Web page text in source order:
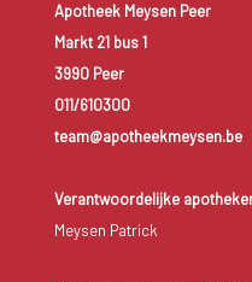
Apotheek Meysen Peer
Markt 21 bus 1
3990 Peer
011/610300
team@apotheekmeysen.be
Verantwoordelijke
Meysen Patrick